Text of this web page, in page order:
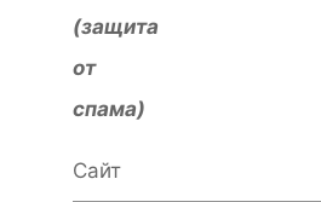
(защита
от
спама)
Сайт